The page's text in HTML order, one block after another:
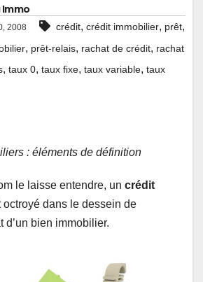
Immo
2008 crédit, crédit immobilier, prêt,
, prêt-relais, rachat de crédit, rachat
, taux 0, taux fixe, taux variable, taux
: éléments de définition
le laisse entendre, un crédit
octroyé dans le dessein de
d’un bien immobilier.